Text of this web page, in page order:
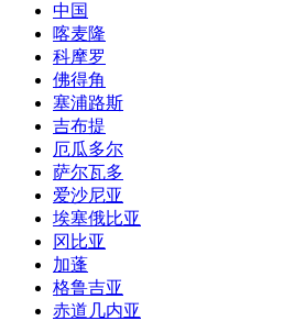
中国
喀麦隆
科摩罗
佛得角
塞浦路斯
吉布提
厄瓜多尔
萨尔瓦多
爱沙尼亚
埃塞俄比亚
冈比亚
加蓬
格鲁吉亚
赤道几内亚